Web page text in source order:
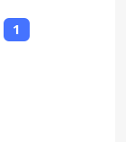
1